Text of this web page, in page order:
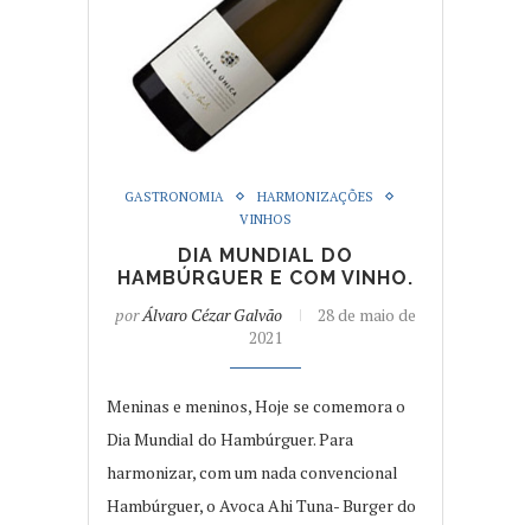
GASTRONOMIA
HARMONIZAÇÕES
VINHOS
DIA MUNDIAL DO
HAMBÚRGUER E COM VINHO.
porÁlvaro Cézar Galvão
28 de maio de
2021
Meninas e meninos, Hoje se comemora o
Dia Mundial do Hambúrguer. Para
harmonizar, com um nada convencional
Hambúrguer, o Avoca Ahi Tuna- Burger do